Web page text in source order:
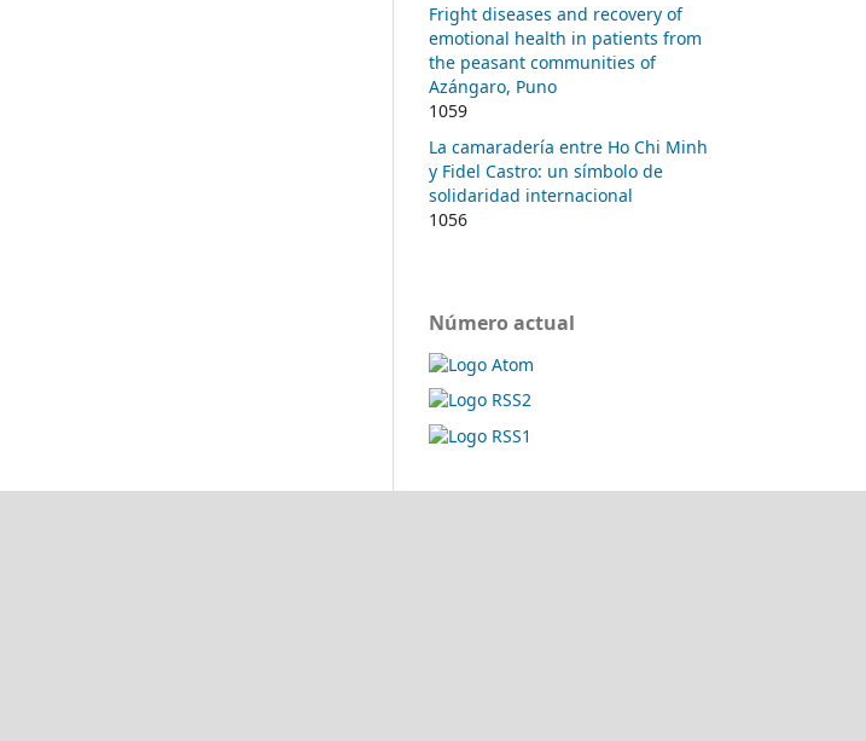
Fright diseases and recovery of
emotional health in patients from
the peasant communities of
Azángaro, Puno
1059
La camaradería entre Ho Chi Minh
y Fidel Castro: un símbolo de
solidaridad internacional
1056
Número actual